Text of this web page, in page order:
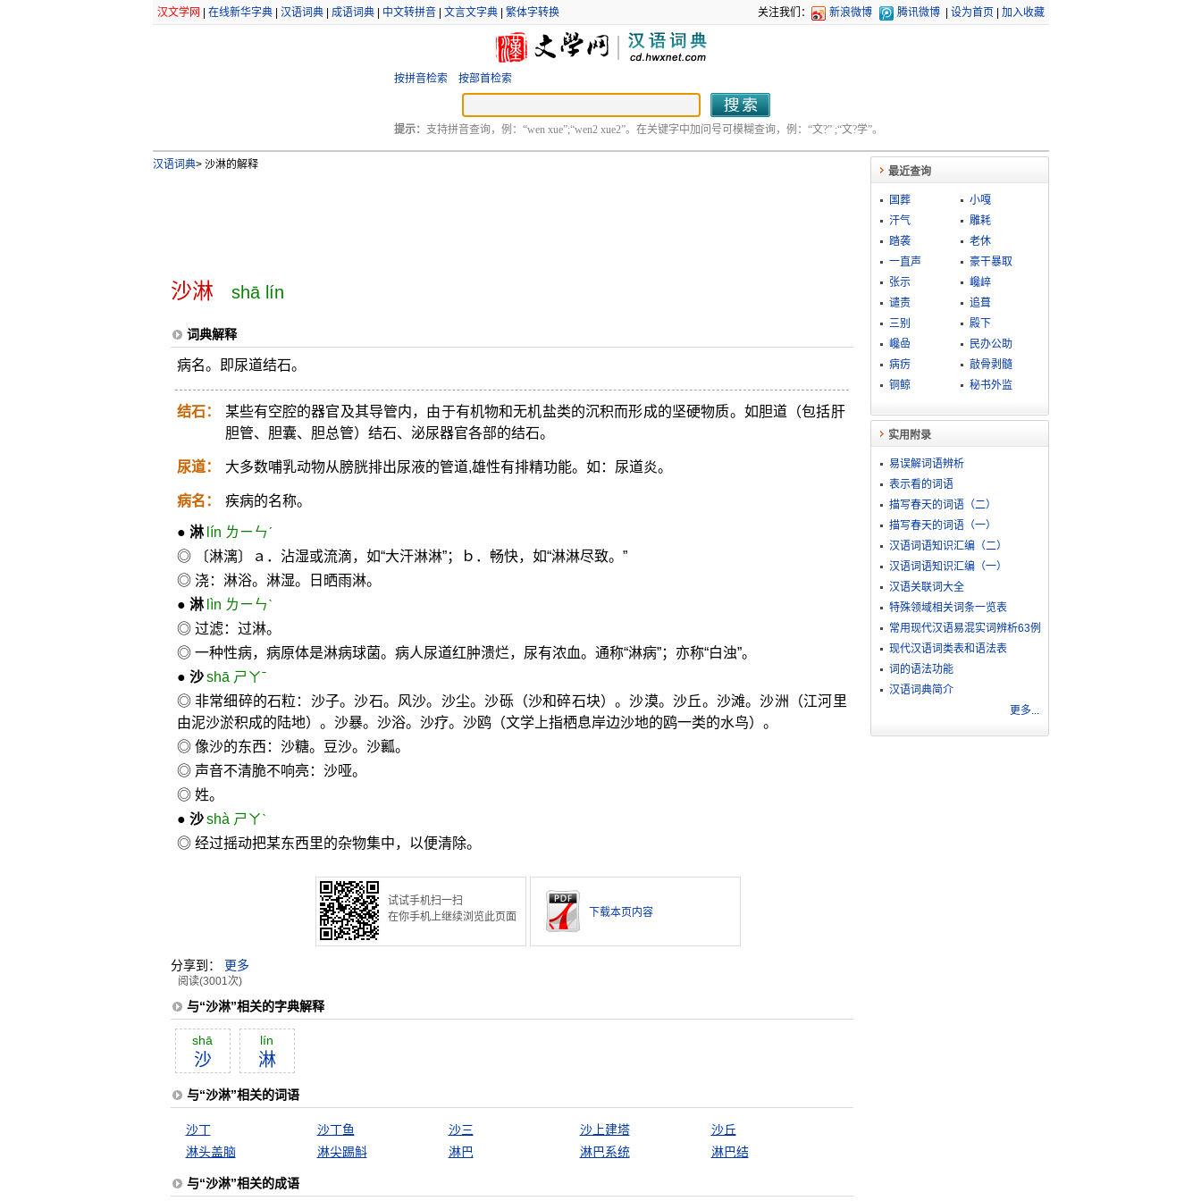
汉文学网 在线新华字典| 汉语词典| 成语词典| 中文转拼音| 文言文字典| 繁体字转换 关注我们： 新浪微博 腾讯微博 设为首页 加入收藏
按拼音检索 按部首检索
提示： 支持拼音查询，例：“wen xue”;“wen2 xue2”。在关键字中加问号可模糊查询，例：“文?” ;“文?学”。
汉语词典>沙淋的解释
沙淋 shā lín
词典解释
病名。即尿道结石。
结石：
某些有空腔的器官及其导管内，由于有机物和无机盐类的沉积而形成的坚硬物质。如胆道（包括肝
胆管、胆囊、胆总管）结石、泌尿器官各部的结石。
尿道： 大多数哺乳动物从膀胱排出尿液的管道,雄性有排精功能。如：尿道炎。
病名： 疾病的名称。
● 淋 lín ㄌㄧㄣˊ
◎ 〔淋漓〕ａ．沾湿或流滴，如“大汗淋淋”；ｂ．畅快，如“淋淋尽致。”
◎ 浇：淋浴。淋湿。日晒雨淋。
● 淋 lìn ㄌㄧㄣˋ
◎ 过滤：过淋。
◎ 一种性病，病原体是淋病球菌。病人尿道红肿溃烂，尿有浓血。通称“淋病”；亦称“白浊”。
● 沙 shā ㄕㄚˉ
◎ 非常细碎的石粒：沙子。沙石。风沙。沙尘。沙砾（沙和碎石块）。沙漠。沙丘。沙滩。沙洲（江河里
由泥沙淤积成的陆地）。沙暴。沙浴。沙疗。沙鸥（文学上指栖息岸边沙地的鸥一类的水鸟）。
◎ 像沙的东西：沙糖。豆沙。沙瓤。
◎ 声音不清脆不响亮：沙哑。
◎ 姓。
● 沙 shà ㄕㄚˋ
◎ 经过摇动把某东西里的杂物集中，以便清除。
试试手机扫一扫
在你手机上继续浏览此页面
下载本页内容
分享到： 更多
阅读(3001次)
与“沙淋”相关的字典解释
shā
沙
lín
淋
与“沙淋”相关的词语
沙丁 沙丁鱼 沙三 沙上建塔
沙丘
淋头盖脑
淋尖踢斛 淋巴 淋巴系统 淋巴结
与“沙淋”相关的成语
最近查询
国葬
小嘎
汗气
雕耗
踏袭
老休
一直声
豪干暴取
张示
巉崪
谴责
追葺
三别
殿下
巉嵒
民办公助
病疠
敲骨剥髓
铜鲸
秘书外监
实用附录
易误解词语辨析
表示看的词语
描写春天的词语（二）
描写春天的词语（一）
汉语词语知识汇编（二）
汉语词语知识汇编（一）
汉语关联词大全
特殊领域相关词条一览表
常用现代汉语易混实词辨析63例
现代汉语词类表和语法表
词的语法功能
汉语词典简介
更多...